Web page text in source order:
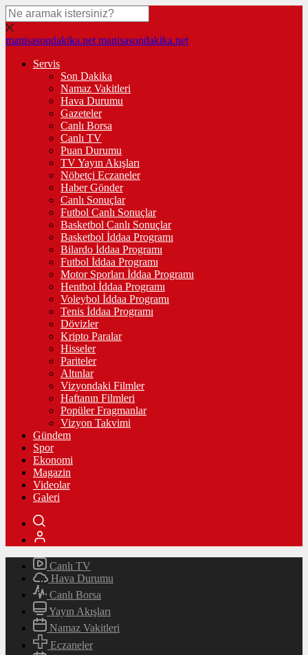
manisasondakika.net manisasondakika.net
Servis
Son Dakika
Namaz Vakitleri
Hava Durumu
Gazeteler
Canlı Borsa
Canlı TV
Puan Durumu
TV Yayın Akışları
Nöbetçi Eczaneler
Haber Gönder
Canlı Sonuçlar
Futbol Canlı Sonuçlar
Basketbol Canlı Sonuçlar
Basketbol İddaa Programı
Bilardo İddaa Programı
Futbol İddaa Programı
Motor Sporları İddaa Programı
Hentbol İddaa Programı
Voleybol İddaa Programı
Tenis İddaa Programı
Dövizler
Kripto Paralar
Hisseler
Pariteler
Altınlar
Vizyondaki Filmler
Haftanın Filmleri
Popüler Fragmanlar
Vizyon Takvimi
Gündem
Spor
Ekonomi
Magazin
Videolar
Galeri
Canlı TV
Hava Durumu
Canlı Borsa
Yayın Akışları
Namaz Vakitleri
Eczaneler